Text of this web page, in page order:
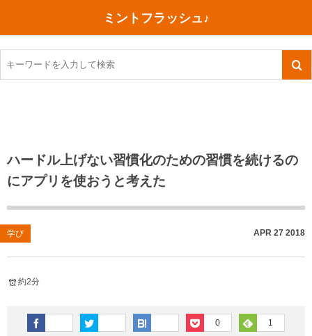
ミントフラッシュ♪
ハードル上げない習慣化のための習慣を続けるの
にアプリを使おうと考えた
学び APR 27 2018
約2分
0 1
TOEIC感想・結果
TOEIC800点への道
TOEIC（作戦・ノウハウなど）
TOEIC700点への道
英単語
その他英語関連
今日買った本
ご朱印帳めぐり
川越（埼玉県）
沖縄
神戸
行ってきたあれこれ
旅行関連あれこれ
ファスティング
コスメ
ダイエット
健康あれこれ
美容あれこれ
食べ物
今日の一枚
月、星、宇宙